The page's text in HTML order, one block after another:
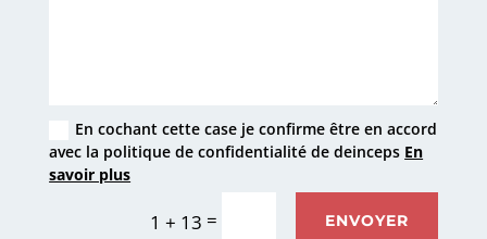
En cochant cette case je confirme être en accord
avec la politique de confidentialité de deinceps En
savoir plus
1 + 13 = ENVOYER